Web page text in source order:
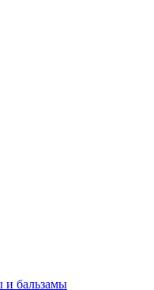
и бальзамы